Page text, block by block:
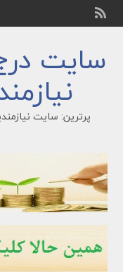
سایت
پرترین: سایت